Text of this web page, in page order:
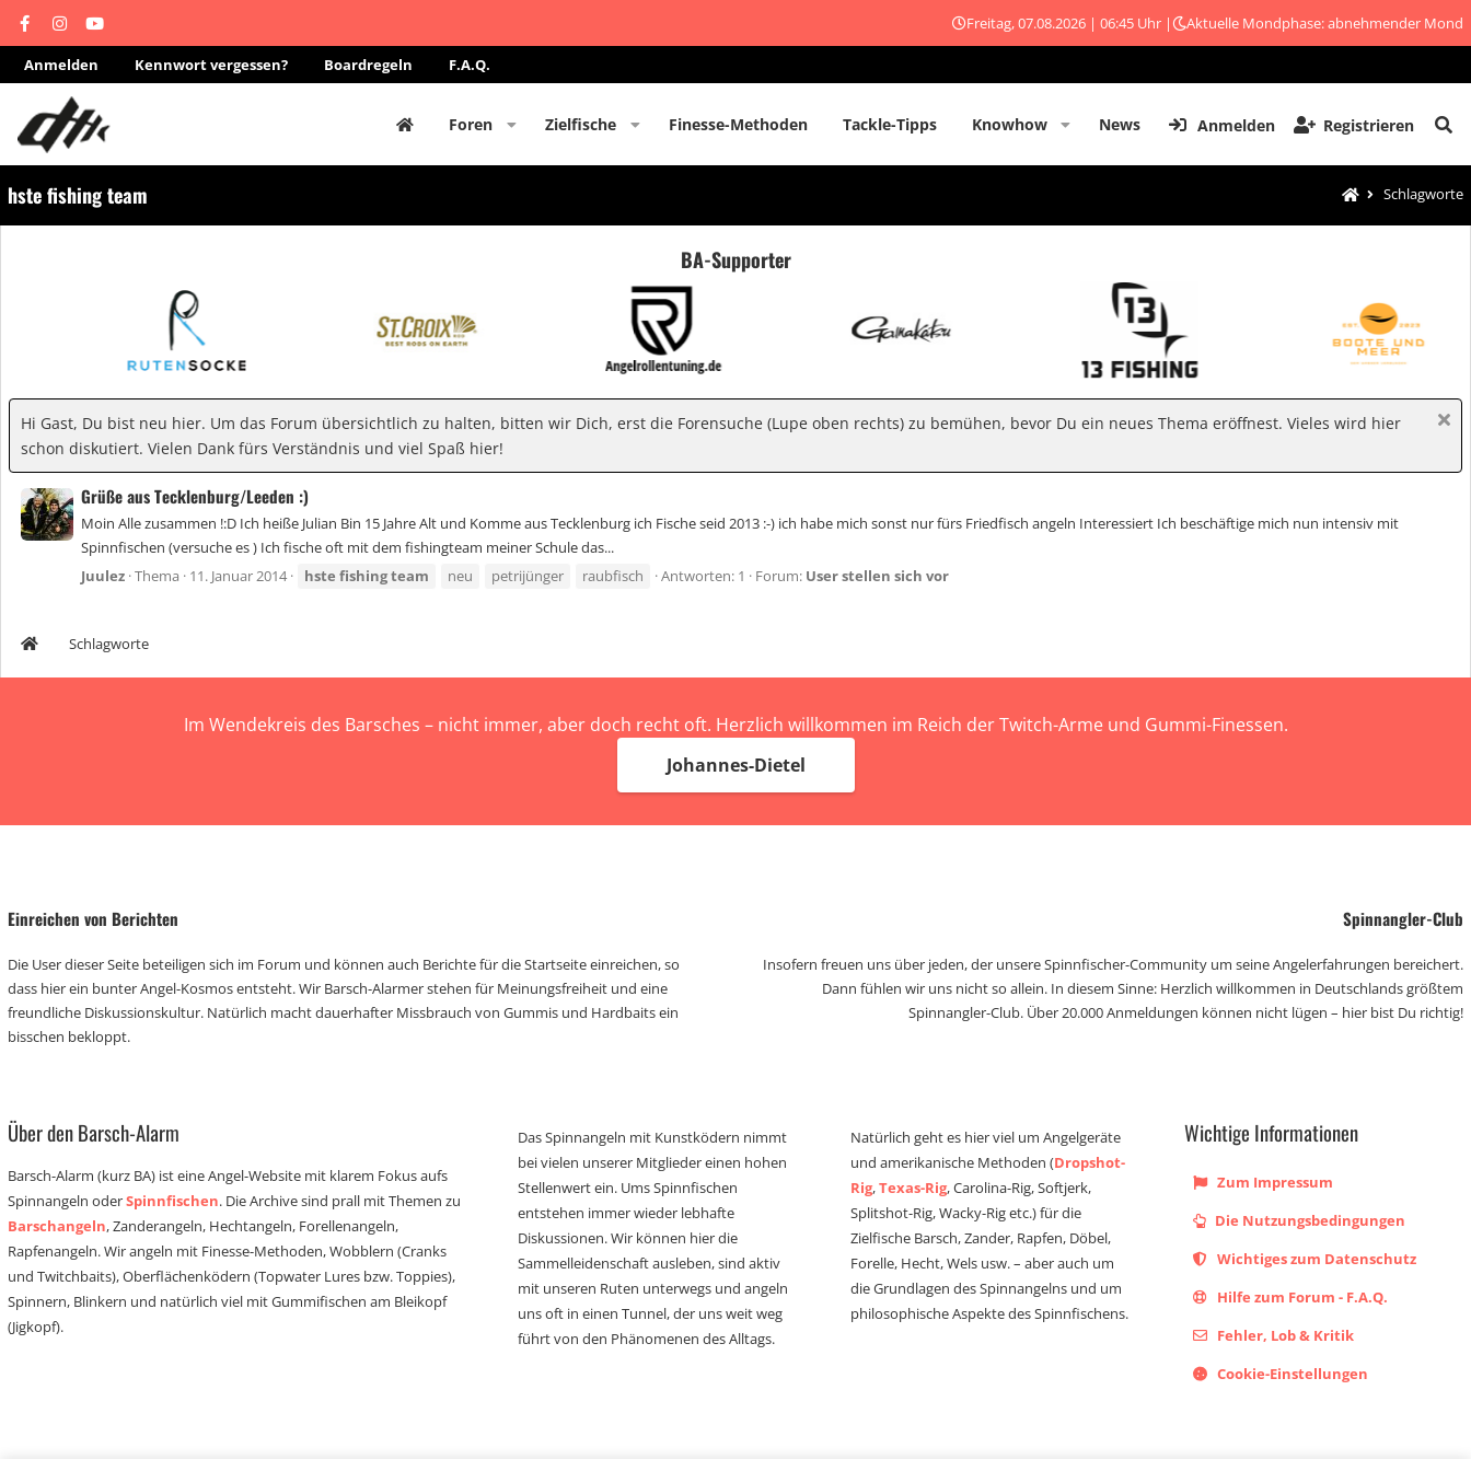
Freitag, 07.08.2026 | 06:45 Uhr | Aktuelle Mondphase: abnehmender Mond
Anmelden Kennwort vergessen? Boardregeln F.A.Q.
Foren Zielfische Finesse-Methoden Tackle-Tipps Knowhow News Anmelden Registrieren
hste fishing team Schlagworte
BA-Supporter
Hi Gast, Du bist neu hier. Um das Forum übersichtlich zu halten, bitten wir Dich, erst die Forensuche (Lupe oben rechts) zu bemühen, bevor Du ein neues Thema eröffnest. Vieles wird hier
schon diskutiert. Vielen Dank fürs Verständnis und viel Spaß hier!
Grüße aus Tecklenburg/Leeden :)
Moin Alle zusammen !:D Ich heiße Julian Bin 15 Jahre Alt und Komme aus Tecklenburg ich Fische seid 2013 :-) ich habe mich sonst nur fürs Friedfisch angeln Interessiert Ich beschäftige mich nun intensiv mit
Spinnfischen (versuche es ) Ich fische oft mit dem fishingteam meiner Schule das...
Juulez Thema 11. Januar 2014 hste fishingteam neu petrijünger raubfisch Antworten: 1 Forum: User stellen sich vor
Schlagworte
Im Wendekreis des Barsches – nicht immer, aber doch recht oft. Herzlich willkommen im Reich der Twitch-Arme und Gummi-Finessen.
Johannes-Dietel
Einreichen von Berichten
Die User dieser Seite beteiligen sich im Forum und können auch Berichte für die Startseite einreichen, so
dass hier ein bunter Angel-Kosmos entsteht. Wir Barsch-Alarmer stehen für Meinungsfreiheit und eine
freundliche Diskussionskultur. Natürlich macht dauerhafter Missbrauch von Gummis und Hardbaits ein
bisschen bekloppt.
Spinnangler-Club
Insofern freuen uns über jeden, der unsere Spinnfischer-Community um seine Angelerfahrungen bereichert.
Dann fühlen wir uns nicht so allein. In diesem Sinne: Herzlich willkommen in Deutschlands größtem
Spinnangler-Club. Über 20.000 Anmeldungen können nicht lügen – hier bist Du richtig!
Über den Barsch-Alarm
Barsch-Alarm (kurz BA) ist eine Angel-Website mit klarem Fokus aufs
Spinnangeln oderSpinnfischen. Die Archive sind prall mit Themen zu
Barschangeln, Zanderangeln, Hechtangeln, Forellenangeln,
Rapfenangeln. Wir angeln mit Finesse-Methoden, Wobblern (Cranks
und Twitchbaits), Oberflächenködern (Topwater Lures bzw. Toppies),
Spinnern, Blinkern und natürlich viel mit Gummifischen am Bleikopf
(Jigkopf).
Das Spinnangeln mit Kunstködern nimmt
bei vielen unserer Mitglieder einen hohen
Stellenwert ein. Ums Spinnfischen
entstehen immer wieder lebhafte
Diskussionen. Wir können hier die
Sammelleidenschaft ausleben, sind aktiv
mit unseren Ruten unterwegs und angeln
uns oft in einen Tunnel, der uns weit weg
führt von den Phänomenen des Alltags.
Natürlich geht es hier viel um Angelgeräte
und amerikanische Methoden (Dropshot-
Rig,Texas-Rig, Carolina-Rig, Softjerk,
Splitshot-Rig, Wacky-Rig etc.) für die
Zielfische Barsch, Zander, Rapfen, Döbel,
Forelle, Hecht, Wels usw. – aber auch um
die Grundlagen des Spinnangelns und um
philosophische Aspekte des Spinnfischens.
Wichtige Informationen
Zum Impressum
Die Nutzungsbedingungen
Wichtiges zum Datenschutz
Hilfe zum Forum - F.A.Q.
Fehler, Lob & Kritik
Cookie-Einstellungen